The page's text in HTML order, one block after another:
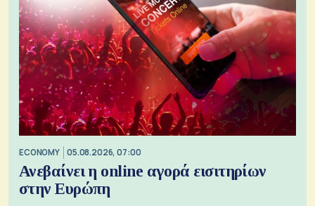
ECONOMY 05.08.2026, 07:00
Ανεβαίνει η online αγορά εισιτηρίων
στην Ευρώπη